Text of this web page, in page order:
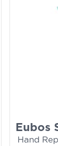
Eubos
Hand